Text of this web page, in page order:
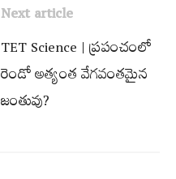
Next article
TET Science | ప్రపంచంలో
రెండో అత్యంత వేగవంతమైన
జంతువు?